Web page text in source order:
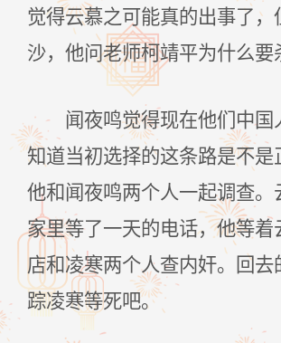
觉得云慕之可能真的出事了
沙，他问老师柯靖平为什么
闻夜鸣觉得现在他们中
知道当初选择的这条路是不
他和闻夜鸣两个人一起调查
家里等了一天的电话，他等
店和凌寒两个人查内奸。回
踪凌寒等死吧。